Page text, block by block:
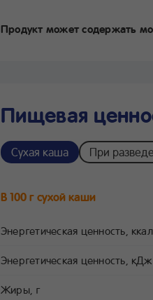
Продукт может содержать
Пищевая
Сухая каша При
В 100 г сухой каши
Энергетическая ценность, ккал
Энергетическая ценность, кДж
Жиры, г